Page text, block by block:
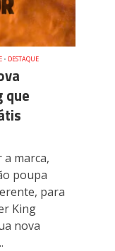
• DESTAQUE
que
marca,
poupa
para
King
nova